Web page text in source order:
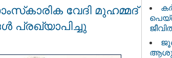
വേദി മുഹമ്മദ്
പ്രഖ്യാപിച്ചു